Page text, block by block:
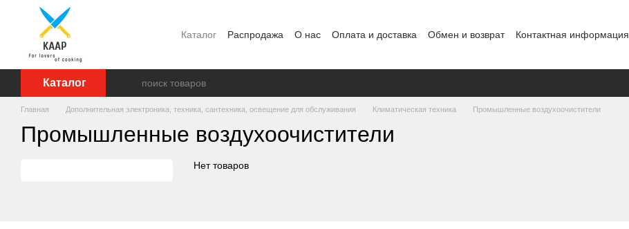
Перейти к основному контенту
Каталог Распродажа О нас Оплата и доставка Обмен и возврат
Контактная информация
Каталог
Главная Дополнительная электроника, техника, сантехника, освещение для обслуживания Климатическая техника Промышленные воздухоочистители
Промышленные воздухоочистители
Нет товаров